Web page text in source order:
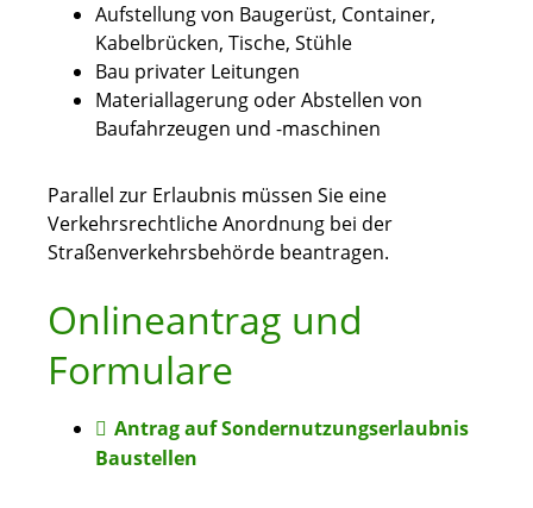
Aufstellung von Baugerüst, Container,
Kabelbrücken, Tische, Stühle
Bau privater Leitungen
Materiallagerung oder Abstellen von
Baufahrzeugen und -maschinen
Parallel zur Erlaubnis müssen Sie eine
Verkehrsrechtliche Anordnung bei der
Straßenverkehrsbehörde beantragen.
Onlineantrag und
Formulare
Antrag auf Sondernutzungserlaubnis
Baustellen